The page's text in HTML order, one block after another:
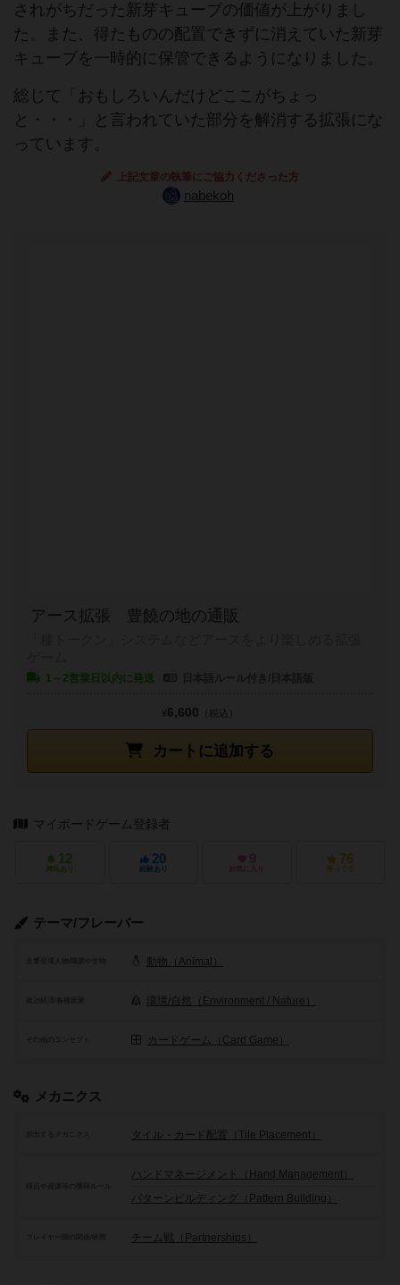
されがちだった新芽キューブの価値が上がりまし
た。また、得たものの配置できずに消えていた新芽
キューブを一時的に保管できるようになりました。
総じて「おもしろいんだけどここがちょっ
と・・・」と言われていた部分を解消する拡張にな
っています。
上記文章の執筆にご協力くださった方
nabekoh
アース拡張 豊饒の地の通販
1～2営業日以内に発送
カートに追加する
¥6,600 （税込）
マイボードゲーム登録者
12
興味あり
20
経験あり
9
お気に入り
76
持ってる
テーマ/フレーバー
動物（Animal）
政治経済/各種産業 環境/自然（Environment / Nature）
その他のコンセプト カードゲーム（Card Game）
メカニクス
頻出するメカニクス タイル・カード配置（Tile Placement）
得点や資源等の獲得ルール
ハンドマネージメント（Hand Management）
パターンビルディング（Pattern Building）
プレイヤー間の関係/状態 チーム戦（Partnerships）